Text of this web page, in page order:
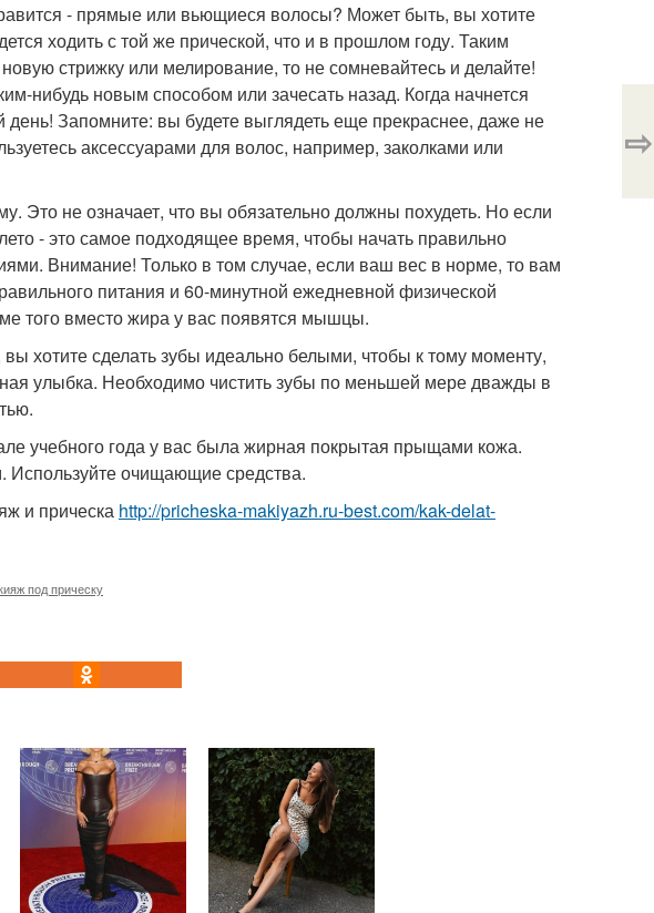
- прямые или вьющиеся волосы? Может быть, вы хотите
ходить с той же прической, что и в прошлом году. Таким
стрижку или мелирование, то не сомневайтесь и делайте!
нибудь новым способом или зачесать назад. Когда начнется
Запомните: вы будете выглядеть еще прекраснее, даже не
аксессуарами для волос, например, заколками или
Это не означает, что вы обязательно должны похудеть. Но если
- это самое подходящее время, чтобы начать правильно
Внимание! Только в том случае, если ваш вес в норме, то вам
питания и 60-минутной ежедневной физической
того вместо жира у вас появятся мышцы.
хотите сделать зубы идеально белыми, чтобы к тому моменту,
улыбка. Необходимо чистить зубы по меньшей мере дважды в
учебного года у вас была жирная покрытая прыщами кожа.
Используйте очищающие средства.
и прическа http://pricheska-makiyazh.ru-best.com/kak-delat-
под прическу
⇨